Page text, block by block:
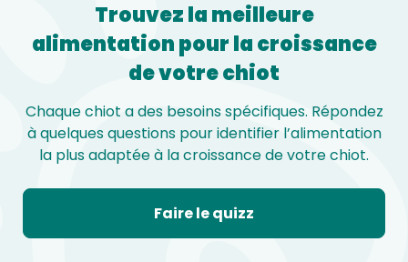
Trouvez la meilleure
alimentation pour la croissance
de votre chiot
Chaque chiot a des besoins spécifiques. Répondez
à quelques questions pour identifier l’alimentation
la plus adaptée à la croissance de votre chiot.
Faire le quizz